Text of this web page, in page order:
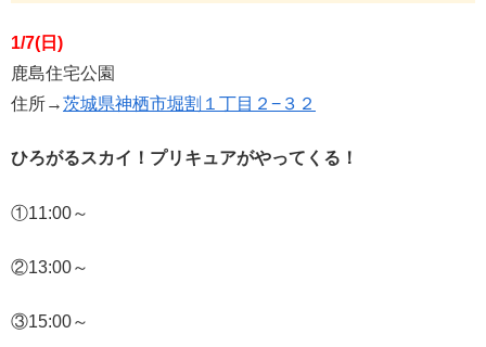
1/7(日)
鹿島住宅公園
住所→茨城県神栖市堀割１丁目２−３２
ひろがるスカイ！プリキュアがやってくる！
①11:00～
②13:00～
③15:00～